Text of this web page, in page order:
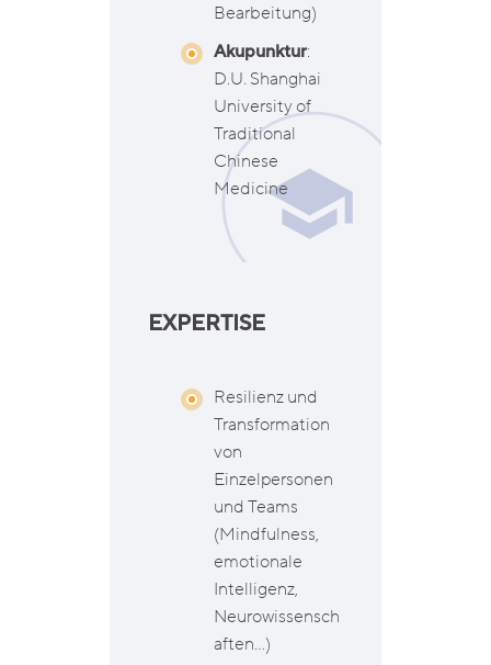
Bearbeitung)
Akupunktur:
D.U. Shanghai
University of
Traditional
Chinese
Medicine
EXPERTISE
Resilienz und
Transformation
von
Einzelpersonen
und Teams
(Mindfulness,
emotionale
Intelligenz,
Neurowissensch
aften…)